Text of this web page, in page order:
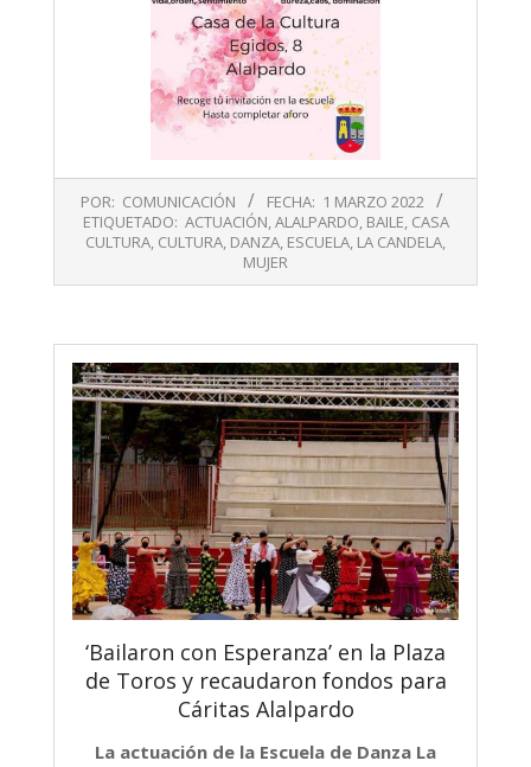
POR: COMUNICACIÓN FECHA: 1 MARZO 2022
ETIQUETADO: ACTUACIÓN,ALALPARDO, BAILE, CASA
CULTURA, CULTURA, DANZA, ESCUELA, LA CANDELA,
MUJER
‘Bailaron con Esperanza’ en la Plaza
de Toros y recaudaron fondos para
Cáritas Alalpardo
La actuación de la Escuela de Danza La